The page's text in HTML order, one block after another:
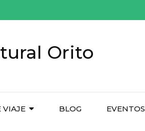
Orito
VIAJE BLOG EVENTOS